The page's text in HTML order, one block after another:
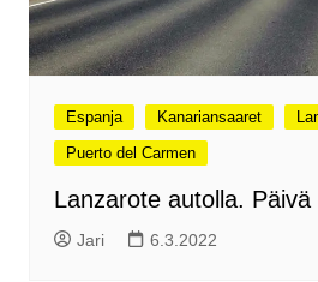
Espanja Kanariansaaret
Puerto del Carmen
Lanzarote autolla. Päivä
Jari 6.3.2022